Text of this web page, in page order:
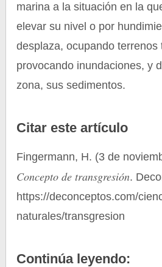
marina a la situación en la
elevar su nivel o por
desplaza, ocupando terrenos
provocando inundaciones, y
zona, sus sedimentos.
Citar este artículo
Fingermann, H. (3 de
Concepto de transgresión.
https://deconceptos.com/
naturales/transgresion
Continúa leyendo: